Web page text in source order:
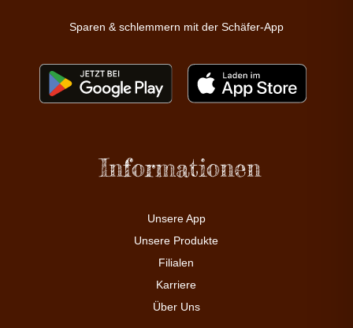
Sparen & schlemmern mit der Schäfer-App
Informationen
Unsere App
Unsere Produkte
Filialen
Karriere
Über Uns